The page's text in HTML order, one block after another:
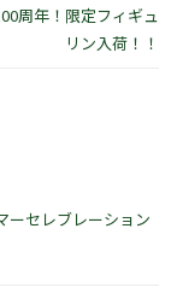
周年！限定フィギュ
リン入荷！！
ーセレブレーション